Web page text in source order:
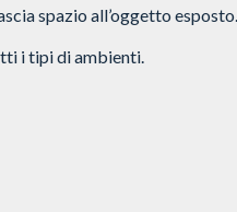
spazio all’oggetto esposto.
i tipi di ambienti.